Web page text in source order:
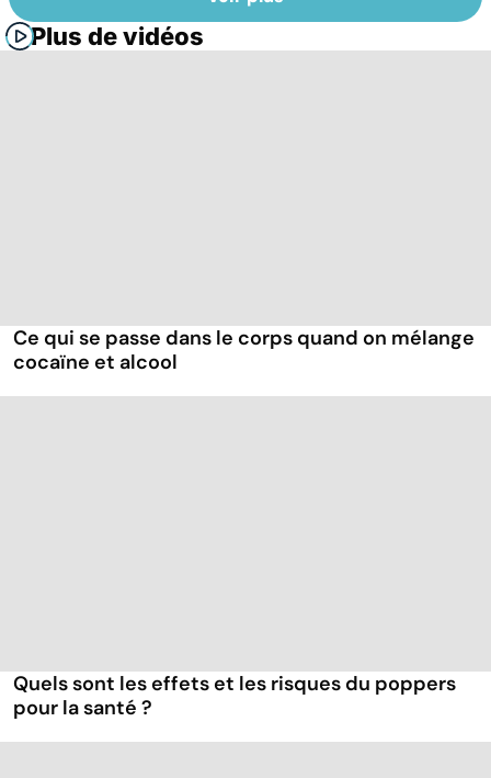
Plus de vidéos
Ce qui se passe dans le corps quand on mélange
cocaïne et alcool
Quels sont les effets et les risques du poppers
pour la santé ?